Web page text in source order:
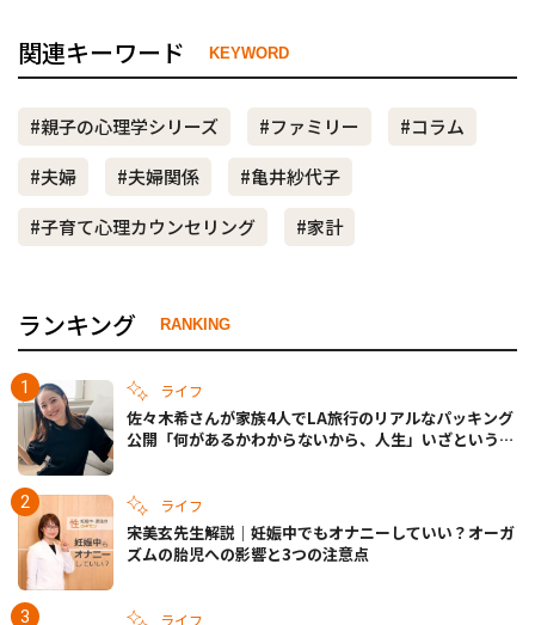
関連キーワード KEYWORD
#親子の心理学シリーズ #ファミリー
#コラム
#夫婦
#夫婦関係
#亀井紗代子
#子育て心理カウンセリング
#家計
ランキング RANKING
ライフ
佐々木希さんが家族4人でLA旅行のリアルなパッキング
公開「何があるかわからないから、人生」いざというと
ライフ
宋美玄先生解説｜妊娠中でもオナニーしていい？オーガ
ズムの胎児への影響と3つの注意点
ライフ